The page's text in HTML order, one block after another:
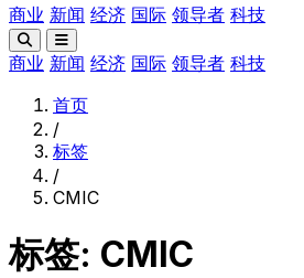
商业 新闻 经济 国际 领导者 科技
商业 新闻 经济 国际 领导者 科技
首页
/
标签
/
CMIC
标签: CMIC